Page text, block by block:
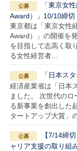
「東京女
Award）」10/10締切
東京都は「東京女性
Award）」の開催を
を目指して志高く取
る女性経営者…
「日本ス
経済産業省は「日本
ました。 次世代の
る新事業を創出した
タートアップ大賞」
【7/14締
ャリア支援の取り組